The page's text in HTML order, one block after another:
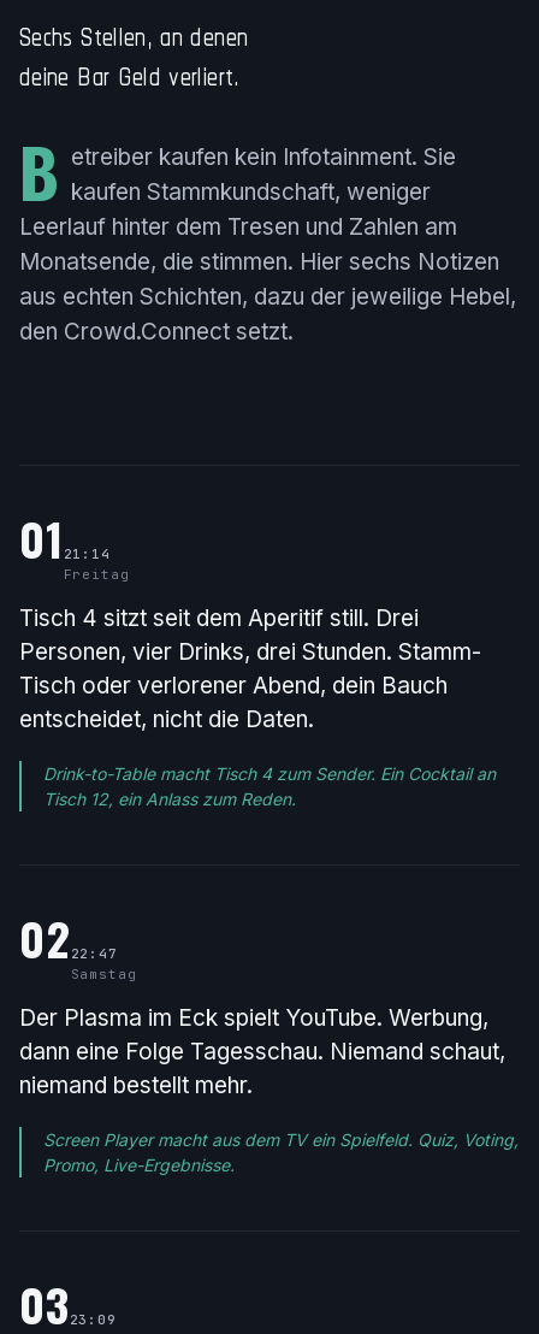
Sechs Stellen, an denen
deine Bar Geld verliert.
B etreiber kaufen kein Infotainment. Sie
kaufen Stammkundschaft, weniger
Leerlauf hinter dem Tresen und Zahlen am
Monatsende, die stimmen. Hier sechs Notizen
aus echten Schichten, dazu der jeweilige Hebel,
den Crowd.Connect setzt.
01 21:14
Freitag
Tisch 4 sitzt seit dem Aperitif still. Drei
Personen, vier Drinks, drei Stunden. Stamm-
Tisch oder verlorener Abend, dein Bauch
entscheidet, nicht die Daten.
Drink-to-Table macht Tisch 4 zum Sender. Ein Cocktail an
Tisch 12, ein Anlass zum Reden.
02 22:47
Samstag
Der Plasma im Eck spielt YouTube. Werbung,
dann eine Folge Tagesschau. Niemand schaut,
niemand bestellt mehr.
Screen Player macht aus dem TV ein Spielfeld. Quiz, Voting,
Promo, Live-Ergebnisse.
03 23:09